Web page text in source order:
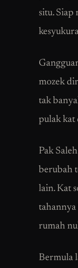
situ. Siap
mozek
tak
pulak kat
Pak
berubah
lain. Kat
tahannya
rumah
Bermula